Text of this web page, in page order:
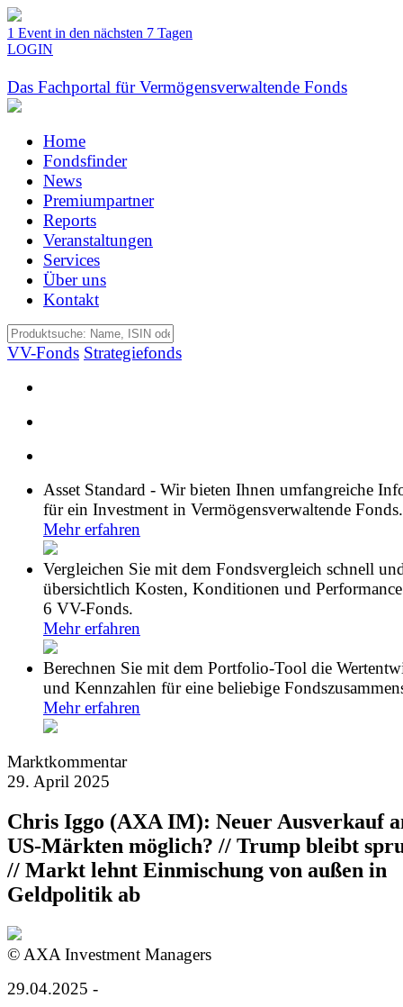
1 Event in den nächsten 7 Tagen
LOGIN
Das Fachportal für Vermögensverwaltende Fonds
Home
Fondsfinder
News
Premiumpartner
Reports
Veranstaltungen
Services
Über uns
Kontakt
VV-Fonds Strategiefonds
Asset Standard - Wir bieten Ihnen umfangreiche
für ein Investment in Vermögensverwaltende Fonds.
Mehr erfahren
Vergleichen Sie mit dem Fondsvergleich schnell
übersichtlich Kosten, Konditionen und
6 VV-Fonds.
Mehr erfahren
Berechnen Sie mit dem Portfolio-Tool die
und Kennzahlen für eine beliebige
Mehr erfahren
Marktkommentar
29. April 2025
Chris Iggo (AXA IM): Neuer Ausverkauf
US-Märkten möglich? // Trump bleibt
// Markt lehnt Einmischung von außen in
Geldpolitik ab
© AXA Investment Managers
29.04.2025 -